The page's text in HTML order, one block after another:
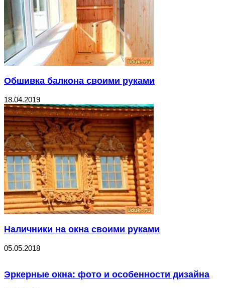
Обшивка балкона своими руками
18.04.2019
Наличники на окна своими руками
05.05.2018
Эркерные окна: фото и особенности дизайна